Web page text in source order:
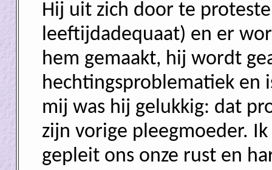
Hij uit zich door te
leeftijdadequaat) en er
hem gemaakt, hij wordt
hechtingsproblematiek en
mij was hij gelukkig: dat
zijn vorige pleegmoeder.
gepleit ons onze rust en